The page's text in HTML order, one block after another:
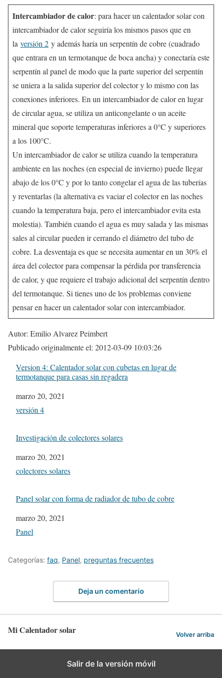
Intercambiador de calor: para hacer un calentador solar con
intercambiador de calor seguiría los mismos pasos que en
la versión 2 y además haría un serpentín de cobre (cuadrado
que entrara en un termotanque de boca ancha) y conectaría este
serpentín al panel de modo que la parte superior del serpentín
se uniera a la salida superior del colector y lo mismo con las
conexiones inferiores. En un intercambiador de calor en lugar
de circular agua, se utiliza un anticongelante o un aceite
mineral que soporte temperaturas inferiores a 0°C y superiores
a los 100°C.
Un intercambiador de calor se utiliza cuando la temperatura
ambiente en las noches (en especial de invierno) puede llegar
abajo de los 0°C y por lo tanto congelar el agua de las tuberías
y reventarlas (la alternativa es vaciar el colector en las noches
cuando la temperatura baja, pero el intercambiador evita esta
molestia). También cuando el agua es muy salada y las mismas
sales al circular pueden ir cerrando el diámetro del tubo de
cobre. La desventaja es que se necesita aumentar en un 30% el
área del colector para compensar la pérdida por transferencia
de calor, y que requiere el trabajo adicional del serpentín dentro
del termotanque. Si tienes uno de los problemas conviene
pensar en hacer un calentador solar con intercambiador.
Autor: Emilio Alvarez Peimbert
Publicado originalmente el: 2012-03-09 10:03:26
Version 4: Calentador solar con cubetas en lugar de
termotanque para casas sin regadera
Fecha
marzo 20, 2021
In relation to
versión 4
Investigación de colectores solares
Fecha
marzo 20, 2021
In relation to
colectores solares
Panel solar con forma de radiador de tubo de cobre
Fecha
marzo 20, 2021
In relation to
Panel
Categorías: faq, Panel, preguntas frecuentes
Deja un comentario
Mi Calentador solar Volver arriba
Salir de la versión móvil